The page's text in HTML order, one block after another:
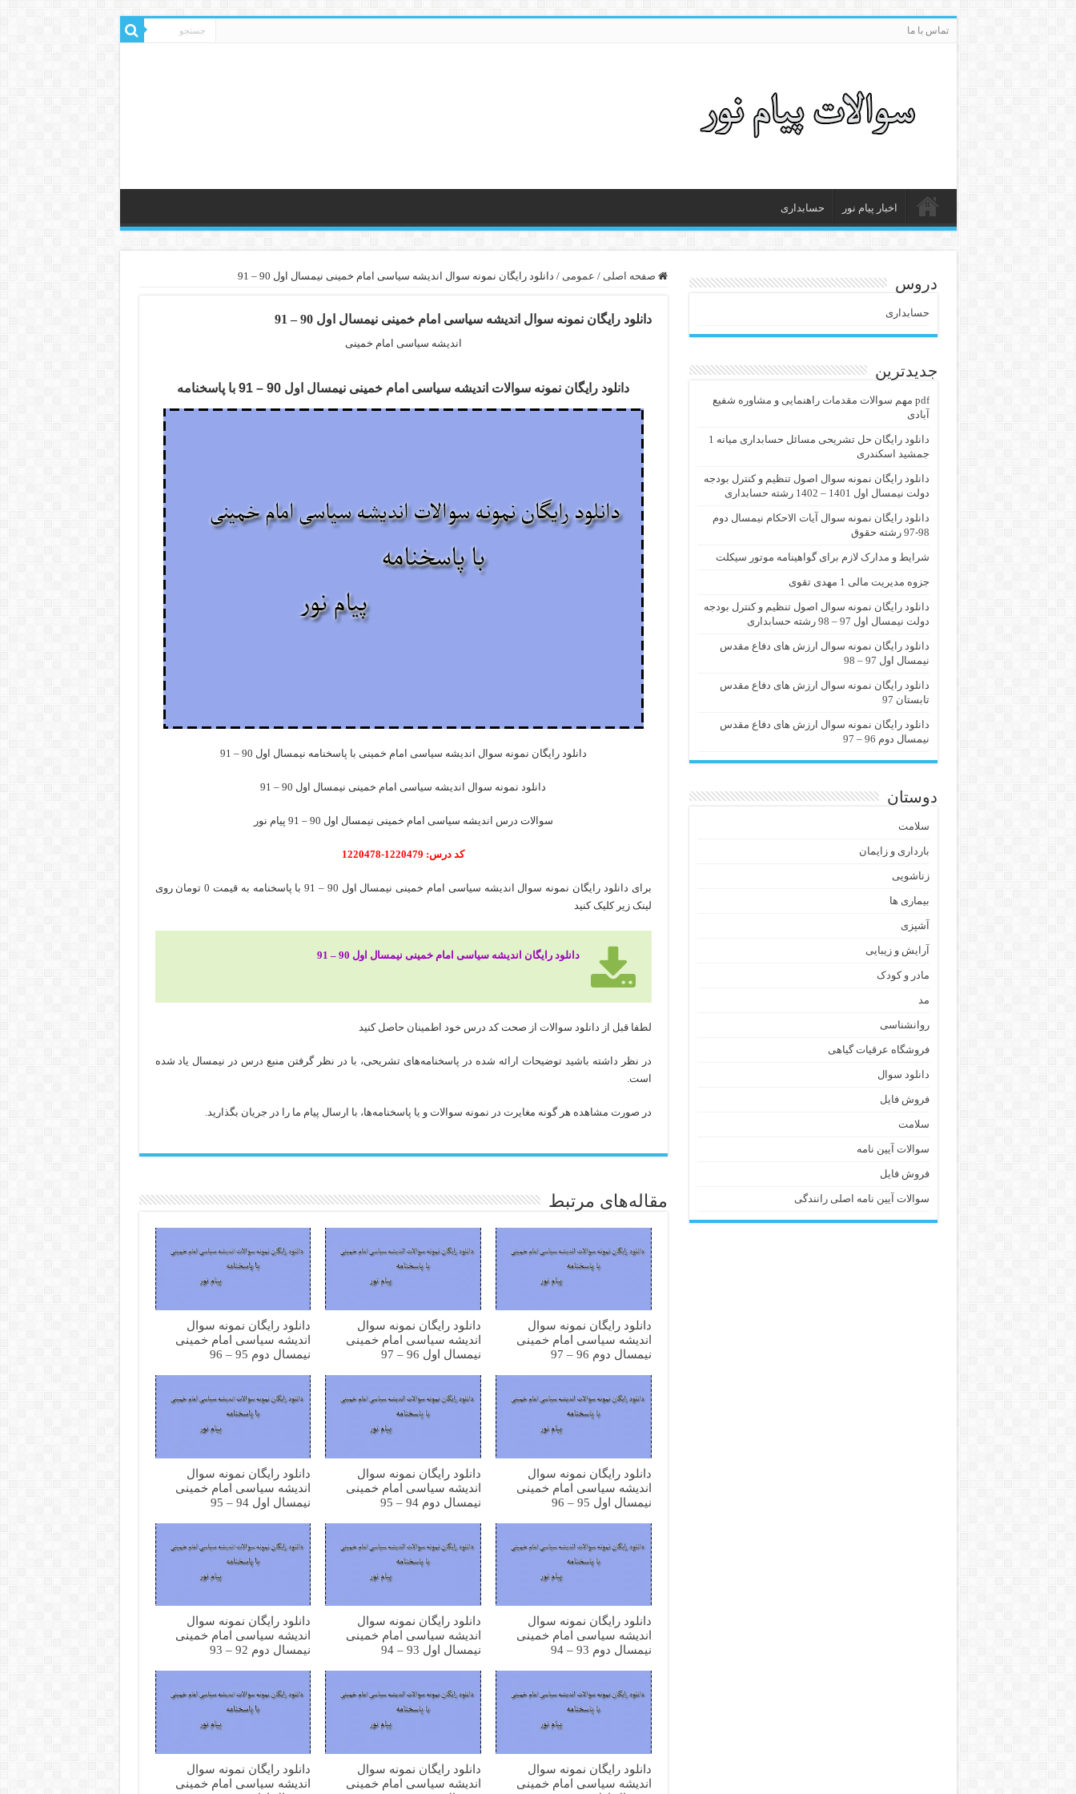
تماس با ما
اخبار پیام نور حسابداری
صفحه اصلی / عمومی / دانلود رایگان نمونه سوال اندیشه سیاسی امام خمینی نیمسال اول 90 – 91
دانلود رایگان نمونه سوال اندیشه سیاسی امام خمینی نیمسال اول 90 – 91
اندیشه سیاسی امام خمینی
دانلود رایگان نمونه سوالات اندیشه سیاسی امام خمینی نیمسال اول 90 – 91 با پاسخنامه
دانلود رایگان نمونه سوال اندیشه سیاسی امام خمینی با پاسخنامه نیمسال اول 90 – 91
دانلود نمونه سوال اندیشه سیاسی امام خمینی نیمسال اول 90 – 91
سوالات درس اندیشه سیاسی امام خمینی نیمسال اول 90 – 91 پیام نور
کد درس: 1220479-1220478
برای دانلود رایگان نمونه سوال اندیشه سیاسی امام خمینی نیمسال اول 90 – 91 با پاسخنامه به قیمت 0 تومان روی
لینک زیر کلیک کنید
دانلود رایگان اندیشه سیاسی امام خمینی نیمسال اول 90 – 91
لطفا قبل از دانلود سوالات از صحت کد درس خود اطمینان حاصل کنید
در نظر داشته باشید توضیحات ارائه شده در پاسخنامه‌های تشریحی، با در نظر گرفتن منبع درس در نیمسال یاد شده
است.
در صورت مشاهده هر گونه مغایرت در نمونه سوالات و یا پاسخنامه‌ها، با ارسال پیام ما را در جریان بگذارید.
مقاله‌های مرتبط
دانلود رایگان نمونه سوال
اندیشه سیاسی امام خمینی
نیمسال دوم 96 – 97
دانلود رایگان نمونه سوال
اندیشه سیاسی امام خمینی
نیمسال اول 96 – 97
دانلود رایگان نمونه سوال
اندیشه سیاسی امام خمینی
نیمسال دوم 95 – 96
دانلود رایگان نمونه سوال
اندیشه سیاسی امام خمینی
نیمسال اول 95 – 96
دانلود رایگان نمونه سوال
اندیشه سیاسی امام خمینی
نیمسال دوم 94 – 95
دانلود رایگان نمونه سوال
اندیشه سیاسی امام خمینی
نیمسال اول 94 – 95
دانلود رایگان نمونه سوال
اندیشه سیاسی امام خمینی
نیمسال دوم 93 – 94
دانلود رایگان نمونه سوال
اندیشه سیاسی امام خمینی
نیمسال اول 93 – 94
دانلود رایگان نمونه سوال
اندیشه سیاسی امام خمینی
نیمسال دوم 92 – 93
دانلود رایگان نمونه سوال
اندیشه سیاسی امام خمینی
دانلود رایگان نمونه سوال
اندیشه سیاسی امام خمینی
دانلود رایگان نمونه سوال
اندیشه سیاسی امام خمینی
دروس
حسابداری
جدیدترین
pdf مهم سوالات مقدمات راهنمایی و مشاوره شفیع
آبادی
دانلود رایگان حل تشریحی مسائل حسابداری میانه 1
جمشید اسکندری
دانلود رایگان نمونه سوال اصول تنظیم و کنترل بودجه
دولت نیمسال اول 1401 – 1402 رشته حسابداری
دانلود رایگان نمونه سوال آیات الاحکام نیمسال دوم
98-97 رشته حقوق
شرایط و مدارک لازم برای گواهینامه موتور سیکلت
جزوه مدیریت مالی 1 مهدی تقوی
دانلود رایگان نمونه سوال اصول تنظیم و کنترل بودجه
دولت نیمسال اول 97 – 98 رشته حسابداری
دانلود رایگان نمونه سوال ارزش های دفاع مقدس
نیمسال اول 97 – 98
دانلود رایگان نمونه سوال ارزش های دفاع مقدس
تابستان 97
دانلود رایگان نمونه سوال ارزش های دفاع مقدس
نیمسال دوم 96 – 97
دوستان
سلامت
بارداری و زایمان
زناشویی
بیماری ها
آشپزی
آرایش و زیبایی
مادر و کودک
مد
روانشناسی
فروشگاه عرقیات گیاهی
دانلود سوال
فروش فایل
سلامت
سوالات آیین نامه
فروش فایل
سوالات آیین نامه اصلی رانندگی